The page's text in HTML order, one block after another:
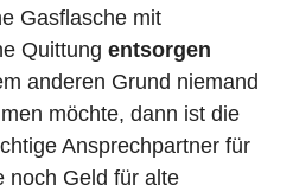
Gasflasche mit
Quittung entsorgen
anderen Grund niemand
möchte, dann ist die
Ansprechpartner für
noch Geld für alte